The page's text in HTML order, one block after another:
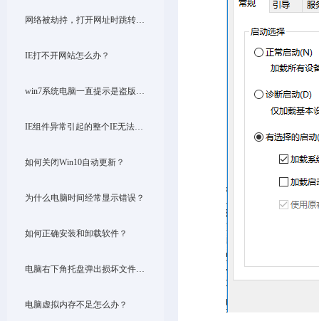
网络被劫持，打开网址时跳转到其他网址，怎么解决？
IE打不开网站怎么办？
win7系统电脑一直提示是盗版怎么解决？
IE组件异常引起的整个IE无法正确打开，如：IE设置错乱或者IE组件损坏
如何关闭Win10自动更新？
为什么电脑时间经常显示错误？
如何正确安装和卸载软件？
电脑右下角托盘弹出损坏文件提示了，怎么办？
电脑虚拟内存不足怎么办？